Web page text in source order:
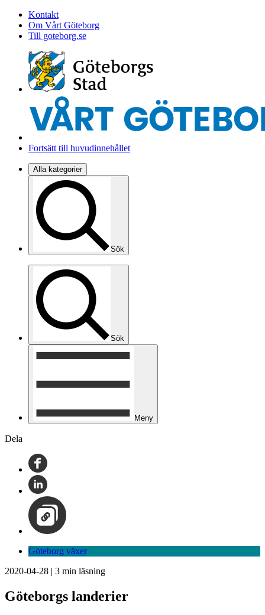
Kontakt
Om Vårt Göteborg
Till goteborg.se
Fortsätt till huvudinnehållet
Alla kategorier
Sök
Sök
Meny
Dela
Göteborg växer
2020-04-28 | 3 min läsning
Göteborgs landerier